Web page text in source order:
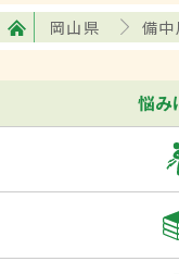
岡山県 備中
悩み